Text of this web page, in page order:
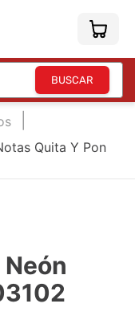
Quita Y Pon